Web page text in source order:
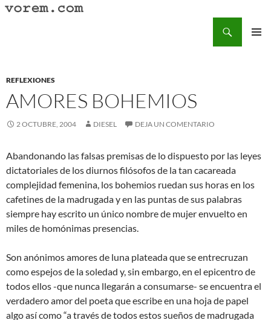
Saltar
REFLEXIONES
AMORES BOHEMIOS
2 OCTUBRE, 2004 DIESEL DEJA UN COMENTARIO
Abandonando las falsas premisas de lo dispuesto por las leyes
dictatoriales de los diurnos filósofos de la tan cacareada
complejidad femenina, los bohemios ruedan sus horas en los
cafetines de la madrugada y en las puntas de sus palabras
siempre hay escrito un único nombre de mujer envuelto en
miles de homónimas presencias.
Son anónimos amores de luna plateada que se entrecruzan
como espejos de la soledad y, sin embargo, en el epicentro de
todos ellos -que nunca llegarán a consumarse- se encuentra el
verdadero amor del poeta que escribe en una hoja de papel
algo así como “a través de todos estos sueños de madrugada